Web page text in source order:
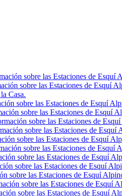
sobre las Estaciones de Esquí
sobre las Estaciones de Esquí
Casa.
sobre las Estaciones de Esquí
sobre las Estaciones de Esquí
sobre las Estaciones de
sobre las Estaciones de
sobre las Estaciones de Esquí
sobre las Estaciones de Esquí
sobre las Estaciones de Esquí
sobre las Estaciones de Esquí
sobre las Estaciones de Esquí
sobre las Estaciones de Esquí
sobre las Estaciones de Esquí